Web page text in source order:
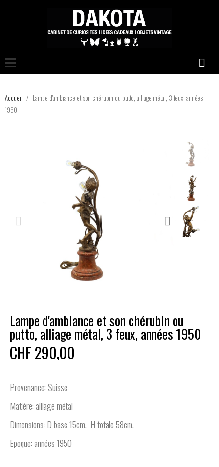
Accueil
Lampe d'ambiance et son chérubin ou putto, alliage métal, 3 feux, années
1950
Lampe d'ambiance et son chérubin ou
putto, alliage métal, 3 feux, années 1950
CHF 290,00
Provenance: Suisse
Matière: alliage métal
Dimensions: D base 15cm. H totale 58cm.
Epoque: années 1950